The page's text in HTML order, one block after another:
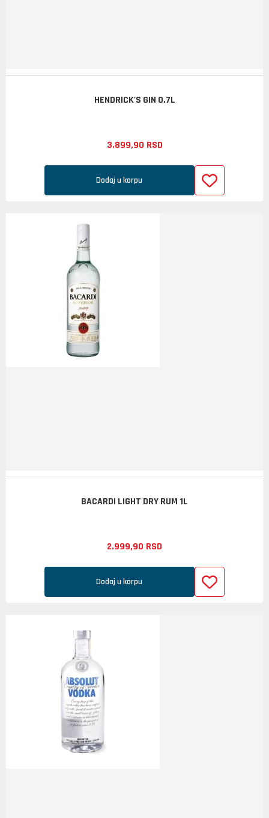
HENDRICK'S GIN 0.7L
3.899,90 RSD
Dodaj u korpu
BACARDI LIGHT DRY RUM 1L
2.999,90 RSD
Dodaj u korpu